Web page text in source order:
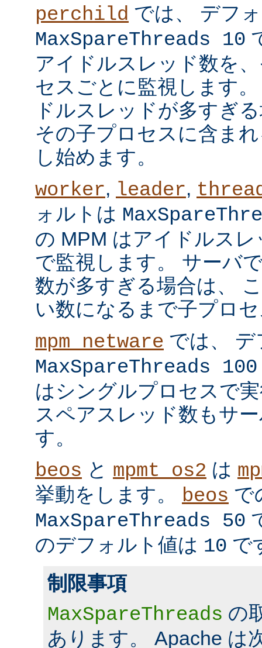
perchild では、 デフ
MaxSpareThreads 10
アイドルスレッド数を
セスごとに監視します
ドルスレッドが多すぎ
その子プロセスに含ま
し始めます。
worker, leader,
ォルトは
の MPM はアイドルス
で監視します。 サーバ
数が多すぎる場合は、
い数になるまで子プロ
mpm_netware では、
MaxSpareThreads 100
はシングルプロセスで
スペアスレッド数もサ
す。
beos と mpmt_os2 は
挙動をします。 beos で
MaxSpareThreads 50
のデフォルト値は 10 で
制限事項
MaxSpareThreads の
あります。 Apache は